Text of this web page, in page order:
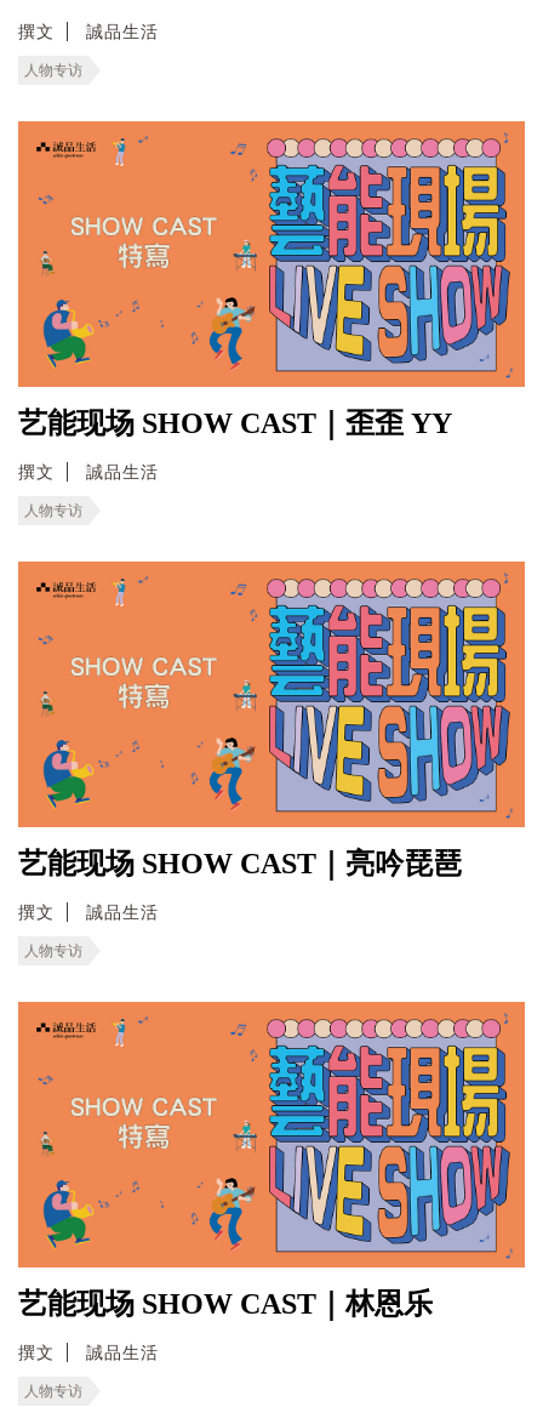
撰文 誠品生活
人物专访
艺能现场 SHOW CAST｜歪歪 YY
撰文 誠品生活
人物专访
艺能现场 SHOW CAST｜亮吟琵琶
撰文 誠品生活
人物专访
艺能现场 SHOW CAST｜林恩乐
撰文 誠品生活
人物专访